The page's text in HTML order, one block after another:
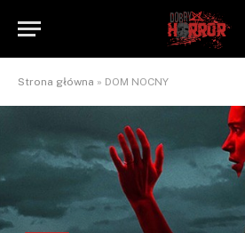
Strona główna » DOM NOCNY